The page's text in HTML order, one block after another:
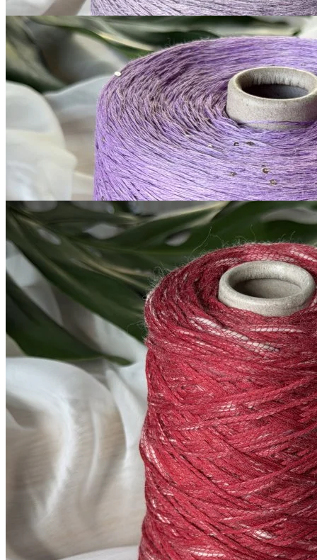
В наличии 8995 гр
G&G Filati
Silk Linen
шёлк 30%, лён 70%, пайетки
420 м/100 гсветло-аметистовый
1 300₽
за 100 г
Купить
В наличии 380 гр
G&G Filati
Boccolo
меринос 70%, хлопок 30%
170 м/100 гтёмно-красный
980 ₽
за 100 г
Купить
© 2026
Filato Italiano
Мы в соцсетях
Мы используем файлы cookie,
чтобы улучшить работу сайта и предоставить вам
больше возможностей. Также, к сайту подключен сервис
веб аналитики Яндекс Метрика, использующий cookie.
Продолжая использовать сайт, вы соглашаетесь с